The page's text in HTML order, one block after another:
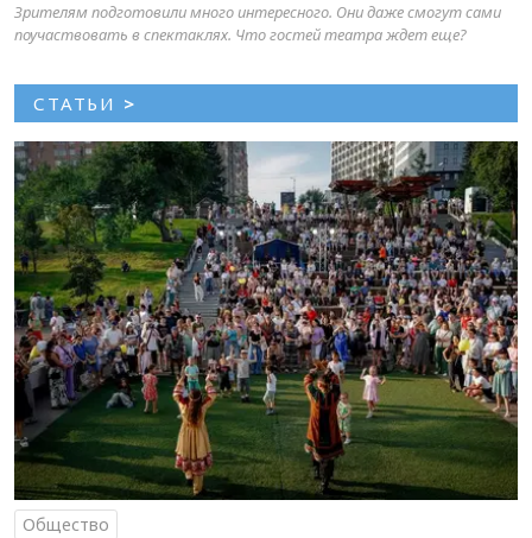
Зрителям подготовили много интересного. Они даже смогут сами
поучаствовать в спектаклях. Что гостей театра ждет еще?
СТАТЬИ >
Общество